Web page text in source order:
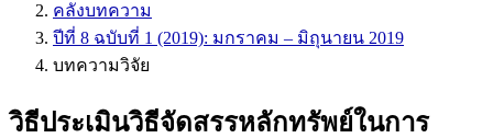
คลังบทความ
ปีที่ 8 ฉบับที่ 1 (2019): มกราคม – มิถุนายน 2019
บทความวิจัย
วิธีประเมินวิธีจัดสรรหลักทรัพย์ในการ